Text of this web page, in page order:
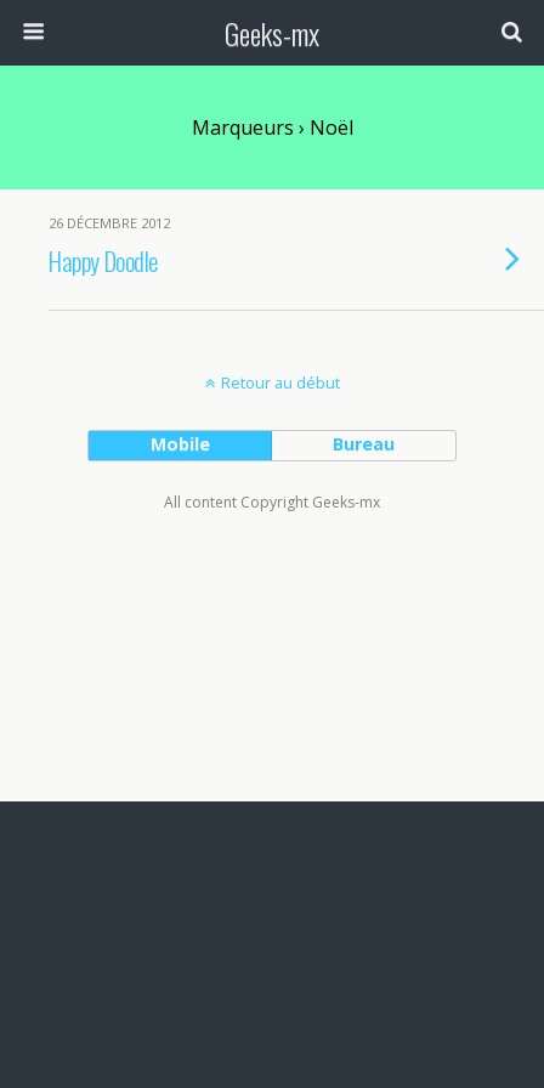
Geeks-mx
Marqueurs › Noël
26 DÉCEMBRE 2012
Happy Doodle
Retour au début
Mobile Bureau
All content Copyright Geeks-mx